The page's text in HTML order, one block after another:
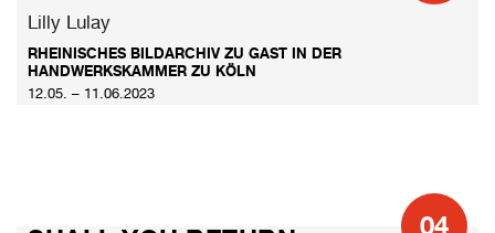
Lilly Lulay
RHEINISCHES BILDARCHIV ZU GAST IN DER
HANDWERKSKAMMER ZU KÖLN
12.05. – 11.06.2023
04